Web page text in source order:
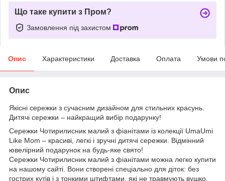
Що таке купити з Пром?
Замовлення під захистом
Опис Характеристики Доставка Оплата Умови
Опис
Якісні сережки з сучасним дизайном для стильних красунь.
Дитячі сережки – найкращий вибір подарунку!
Сережки Чотирилисник малий з фіанітами із колекції UmaUmi
Like Mom – красиві, легкі і зручні дитячі сережки. Відмінний
ювелірний подарунок на будь-яке свято!
Сережки Чотирилисник малий з фіанітами можна легко купити
на нашому сайті. Вони створені спеціально для діток: без
гострих кутів і з тонкими штифтами, які не травмують вушко.